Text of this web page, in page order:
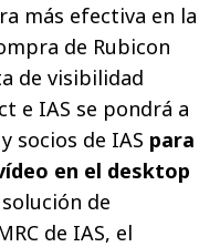
más efectiva en la
de Rubicon
de visibilidad
e IAS se pondrá a
socios de IAS para
en el desktop
de
de IAS, el